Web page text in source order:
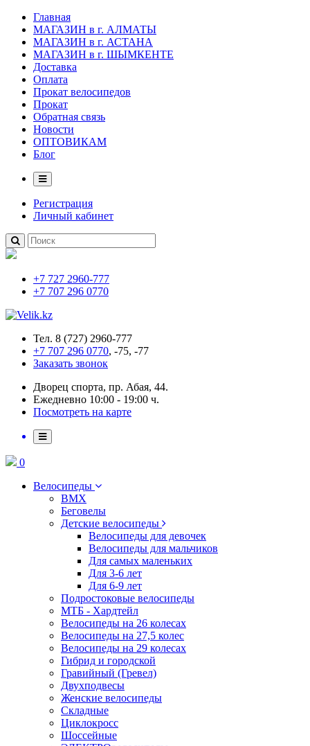
Главная
МАГАЗИН в г. АЛМАТЫ
МАГАЗИН в г. АСТАНА
МАГАЗИН в г. ШЫМКЕНТЕ
Доставка
Оплата
Прокат велосипедов
Прокат
Обратная связь
Новости
ОПТОВИКАМ
Блог
Регистрация
Личный кабинет
+7 727 2960-777
+7 707 296 0770
Тел. 8 (727) 2960-777
+7 707 296 0770, -75, -77
Заказать звонок
Дворец спорта, пр. Абая, 44.
Ежедневно 10:00 - 19:00 ч.
Посмотреть на карте
0
Велосипеды
BMX
Беговелы
Детские велосипеды
Велосипеды для девочек
Велосипеды для мальчиков
Для самых маленьких
Для 3-6 лет
Для 6-9 лет
Подростоковые велосипеды
МТБ - Хардтейл
Велосипеды на 26 колесах
Велосипеды на 27,5 колес
Велосипеды на 29 колесах
Гибрид и городской
Гравийный (Гревел)
Двухподвесы
Женские велосипеды
Складные
Циклокросс
Шоссейные